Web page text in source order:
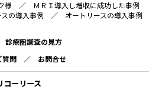
様 ／
ＭＲＩ導入し増収に成功した事例
の導入事例 ／ オートリースの導入事例
診療圏調査の見方
質問 ／ お問合せ
コーリース